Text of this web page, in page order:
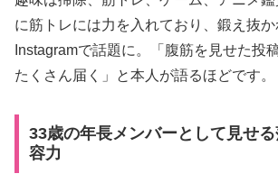
に筋トレには力を入れており、鍛え抜
Instagramで話題に。「腹筋を見せた投
たくさん届く」と本人が語るほどです。
33歳の年長メンバーとして見せ
容力